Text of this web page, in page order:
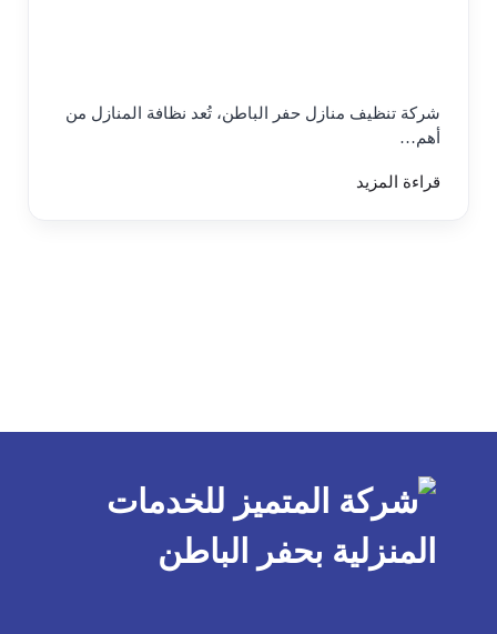
شركة تنظيف منازل حفر الباطن، تُعد نظافة المنازل من
أهم…
قراءة المزيد